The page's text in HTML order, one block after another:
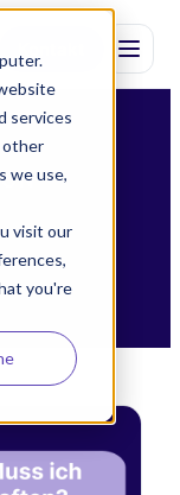
services
other
we use,
visit our
you're